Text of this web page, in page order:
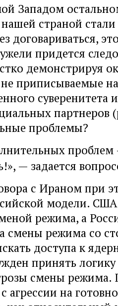
Западом
страной
договариваться,
придется
демонстрируя
приписываемые
суверенитета
партнеров
проблемы?
проблем
— задается
с Ираном при
модели.
режима, а
смены режима со
доступа к
принять логику
смены режима.
агрессии на